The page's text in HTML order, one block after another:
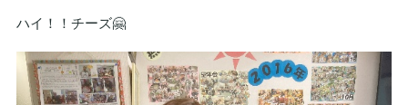
ハイ！！チーズ🤗